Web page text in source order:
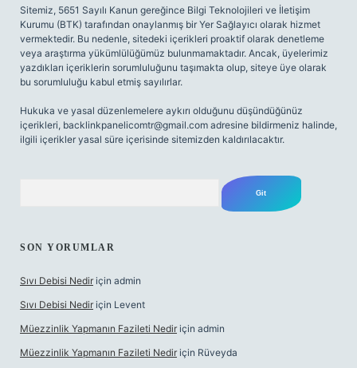
Sitemiz, 5651 Sayılı Kanun gereğince Bilgi Teknolojileri ve İletişim
Kurumu (BTK) tarafından onaylanmış bir Yer Sağlayıcı olarak hizmet
vermektedir. Bu nedenle, sitedeki içerikleri proaktif olarak denetleme
veya araştırma yükümlülüğümüz bulunmamaktadır. Ancak, üyelerimiz
yazdıkları içeriklerin sorumluluğunu taşımakta olup, siteye üye olarak
bu sorumluluğu kabul etmiş sayılırlar.
Hukuka ve yasal düzenlemelere aykırı olduğunu düşündüğünüz
içerikleri, backlinkpanelicomtr@gmail.com adresine bildirmeniz halinde,
ilgili içerikler yasal süre içerisinde sitemizden kaldırılacaktır.
SON YORUMLAR
Sıvı Debisi Nedir için admin
Sıvı Debisi Nedir için Levent
Müezzinlik Yapmanın Fazileti Nedir için admin
Müezzinlik Yapmanın Fazileti Nedir için Rüveyda